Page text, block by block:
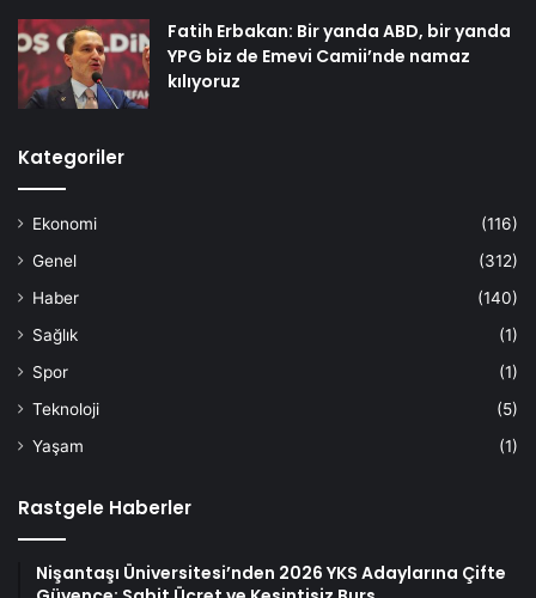
Fatih Erbakan: Bir yanda ABD, bir yanda
YPG biz de Emevi Camii’nde namaz
kılıyoruz
Kategoriler
Ekonomi
(116)
Genel
(312)
Haber
(140)
Sağlık
(1)
Spor
(1)
Teknoloji
(5)
Yaşam
(1)
Rastgele Haberler
Nişantaşı Üniversitesi’nden 2026 YKS Adaylarına Çifte